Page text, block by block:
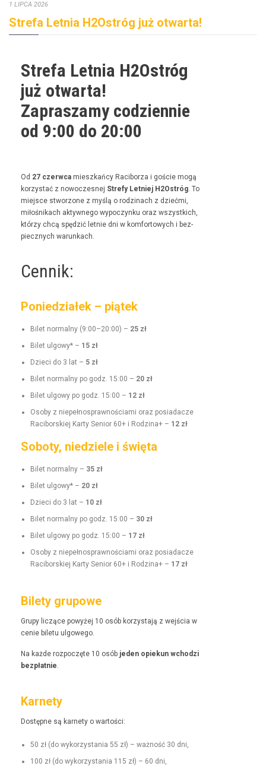
1 LIPCA 2026
Strefa Letnia H2Ostróg już otwarta!
Strefa Letnia H2Ostróg
już otwarta!
Zapraszamy codziennie
od 9:00 do 20:00
Od 27 czer­w­ca mieszkań­cy Raci­borza i goś­cie mogą
korzys­tać z nowoczes­nej Stre­fy Let­niej H2Ostróg. To
miejsce stwor­zone z myślą o rodz­i­nach z dzieć­mi,
miłośnikach akty­wnego wypoczynku oraz wszys­t­kich,
którzy chcą spędz­ić let­nie dni w kom­for­towych i bez­
piecznych warunkach.
Cennik:
Poniedziałek – piątek
Bilet nor­mal­ny (9:00–20:00) – 25 zł
Bilet ulgo­wy* – 15 zł
Dzieci do 3 lat – 5 zł
Bilet nor­mal­ny po godz. 15:00 – 20 zł
Bilet ulgo­wy po godz. 15:00 – 12 zł
Oso­by z niepełnosprawnoś­ci­a­mi oraz posi­adacze
Raci­borskiej Kar­ty Senior 60+ i Rodz­i­na+ – 12 zł
Soboty, niedziele i święta
Bilet nor­mal­ny – 35 zł
Bilet ulgo­wy* – 20 zł
Dzieci do 3 lat – 10 zł
Bilet nor­mal­ny po godz. 15:00 – 30 zł
Bilet ulgo­wy po godz. 15:00 – 17 zł
Oso­by z niepełnosprawnoś­ci­a­mi oraz posi­adacze
Raci­borskiej Kar­ty Senior 60+ i Rodz­i­na+ – 17 zł
Bilety grupowe
Grupy liczące powyżej 10 osób korzys­ta­ją z wejś­cia w
cenie bile­tu ulgowego.
Na każde rozpoczęte 10 osób jeden opiekun wchodzi
bezpłat­nie.
Karnety
Dostęp­ne są kar­ne­ty o wartości:
50 zł (do wyko­rzys­ta­nia 55 zł) – ważność 30 dni,
100 zł (do wyko­rzys­ta­nia 115 zł) – 60 dni,